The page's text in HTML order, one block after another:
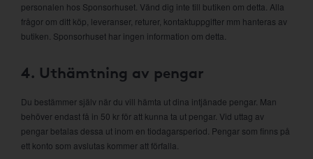
personalen hos Sponsorhuset. Vänd dig inte till butiken om detta. Alla
frågor om ditt köp, leveranser, returer, kontaktuppgifter mm hanteras av
butiken. Sponsorhuset har ingen information om detta.
4. Uthämtning av pengar
Du bestämmer själv när du vill hämta ut dina intjänade pengar. Man
behöver endast få in 50 kr för att kunna ta ut pengar. Vid uttag av
pengar betalas dessa ut inom en tiodagarsperiod. Pengar som finns på
ett konto som avslutas kommer att förfalla.